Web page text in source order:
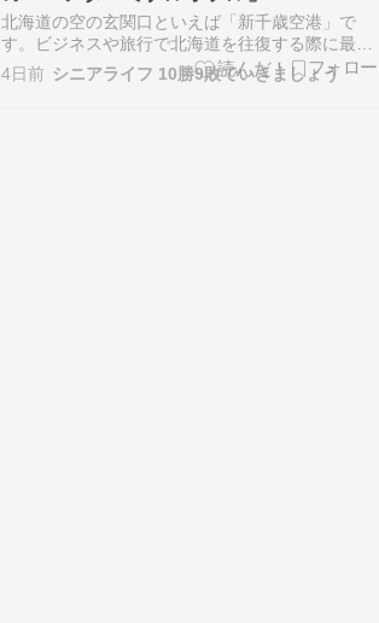
北海道の空の玄関口といえば「新千歳空港」で
す。ビジネスや旅行で北海道を往復する際に最も
利用される空港ですが、朝早い出発や夜遅い到着
などの宿泊で便利なホテルが「エアターミナルホ
4日前 シニアライフ 10勝9敗でいきましょう